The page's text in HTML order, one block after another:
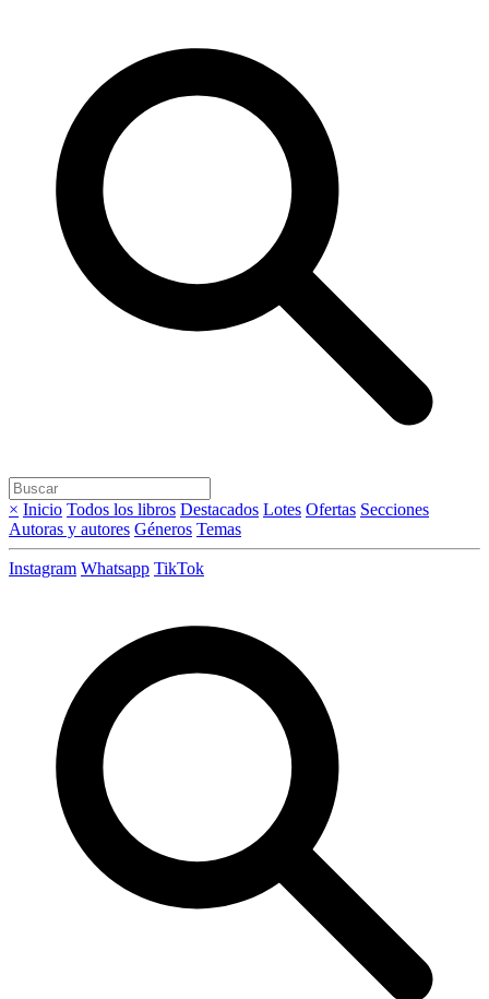
× Inicio Todos los libros Destacados Lotes Ofertas Secciones
Autoras y autores Géneros Temas
Instagram Whatsapp TikTok